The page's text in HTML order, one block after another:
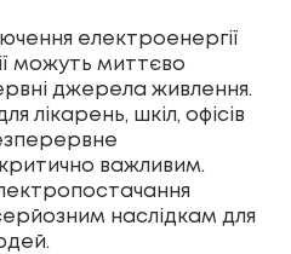
електроенергії
можуть миттєво
джерела живлення.
лікарень, шкіл, офісів
важливим.
наслідкам для